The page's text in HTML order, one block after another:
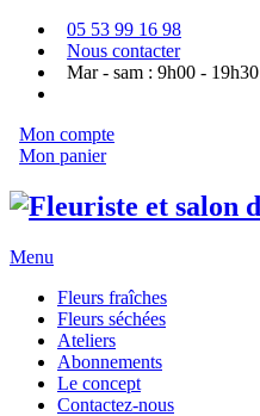
05 53 99 16 98
Nous contacter
Mar - sam : 9h00 - 19h30
Mon compte
Mon panier
Menu
Fleurs fraîches
Fleurs séchées
Ateliers
Abonnements
Le concept
Contactez-nous